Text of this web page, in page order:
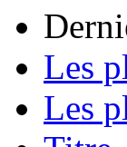
Les
Les